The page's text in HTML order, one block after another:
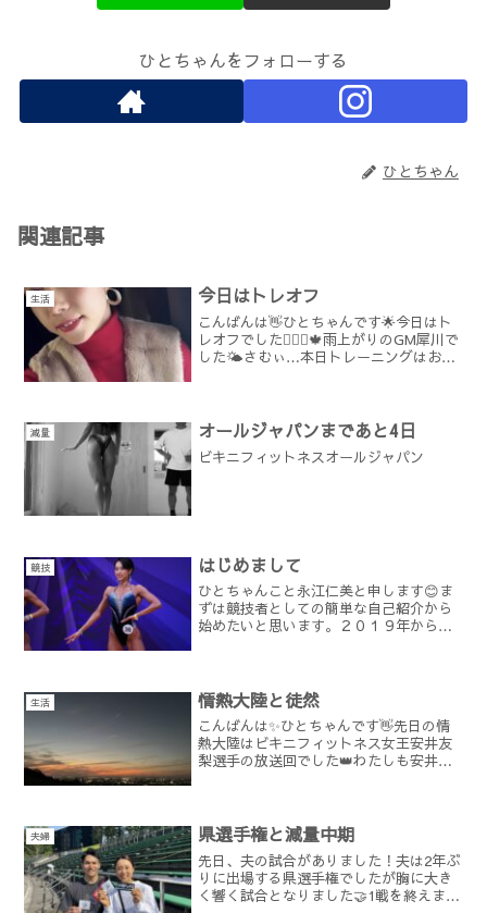
ひとちゃんをフォローする
ひとちゃん
関連記事
生活 今日はトレオフ
こんばんは👋ひとちゃんです🌟今日はト
レオフでした🚶🏽‍♀️🍁雨上がりのGM犀川で
した🌤さむぃ…本日トレーニングはお休
じています...
減量 オールジャパンまであと4日
ビキニフィットネスオールジャパン
競技 はじめまして
ひとちゃんこと永江仁美と申します😊ま
ずは競技者としての簡単な自己紹介から
始めたいと思います。２０１９年から本
元の北國新聞にも掲載して...
生活 情熱大陸と徒然
こんばんは✨ひとちゃんです👋先日の情
熱大陸はビキニフィットネス女王安井友
梨選手の放送回でした👑わたしも安井選
です( ;∀;)❣ちゃっ...
夫婦 県選手権と減量中期
先日、夫の試合がありました！夫は2年ぶ
りに出場する県選手権でしたが胸に大き
く響く試合となりました🤝1戦を終えまだ